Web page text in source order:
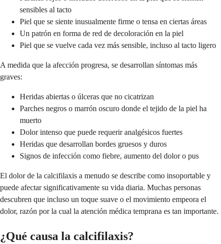
sensibles al tacto
Piel que se siente inusualmente firme o tensa en ciertas áreas
Un patrón en forma de red de decoloración en la piel
Piel que se vuelve cada vez más sensible, incluso al tacto ligero
A medida que la afección progresa, se desarrollan síntomas más
graves:
Heridas abiertas o úlceras que no cicatrizan
Parches negros o marrón oscuro donde el tejido de la piel ha
muerto
Dolor intenso que puede requerir analgésicos fuertes
Heridas que desarrollan bordes gruesos y duros
Signos de infección como fiebre, aumento del dolor o pus
El dolor de la calcifilaxis a menudo se describe como insoportable y
puede afectar significativamente su vida diaria. Muchas personas
descubren que incluso un toque suave o el movimiento empeora el
dolor, razón por la cual la atención médica temprana es tan importante.
¿Qué causa la calcifilaxis?